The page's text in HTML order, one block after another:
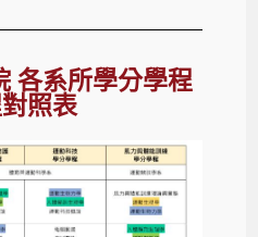
各系所學分學程
照表​